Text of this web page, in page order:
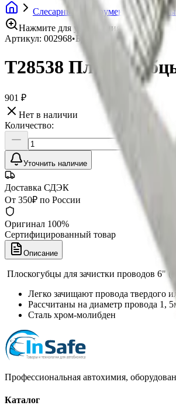
Слесарный инструмент
Нажмите для увеличения
Артикул: 002968•Бренд: AmPro
T28538
901 ₽
Нет в наличии
Количество:
Уточнить наличие
Доставка СДЭК
От 350₽ по России
Оригинал 100%
Сертифицированный товар
Описание
Плоскогубцы для зачистки проводов 6"
Легко зачищают провода твердого
Рассчитаны на диаметр провода 1,
Сталь хром-молибден
Профессиональная автохимия,
Каталог